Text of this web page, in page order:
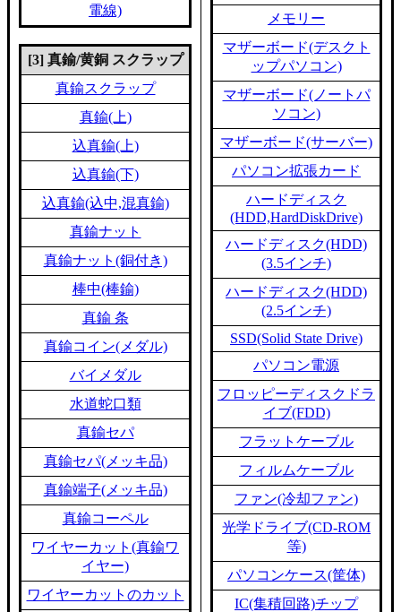
電線)
[3] 真鍮/黄銅 スクラップ
真鍮スクラップ
真鍮(上)
込真鍮(上)
込真鍮(下)
込真鍮(込中,混真鍮)
真鍮ナット
真鍮ナット(銅付き)
棒中(棒鍮)
真鍮 条
真鍮コイン(メダル)
バイメダル
水道蛇口類
真鍮セパ
真鍮セパ(メッキ品)
真鍮端子(メッキ品)
真鍮コーペル
ワイヤーカット(真鍮ワ
イヤー)
ワイヤーカットのカット
メモリー
マザーボード(デスクト
ップパソコン)
マザーボード(ノートパ
ソコン)
マザーボード(サーバー)
パソコン拡張カード
ハードディスク
(HDD,HardDiskDrive)
ハードディスク(HDD)
(3.5インチ)
ハードディスク(HDD)
(2.5インチ)
SSD(Solid State Drive)
パソコン電源
フロッピーディスクドラ
イブ(FDD)
フラットケーブル
フィルムケーブル
ファン(冷却ファン)
光学ドライブ(CD-ROM
等)
パソコンケース(筐体)
IC(集積回路)チップ